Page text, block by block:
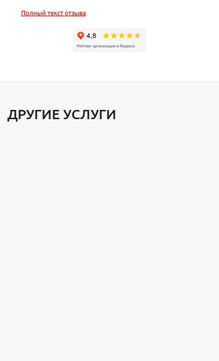
Полный текст отзыва
любых проектов в области интернет-технологий.
ДРУГИЕ УСЛУГИ